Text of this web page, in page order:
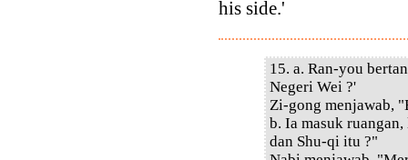
his side.'
15. a. Ran-you
Negeri Wei ?'
Zi-gong menjawab,
b. Ia masuk
dan Shu-qi itu ?"